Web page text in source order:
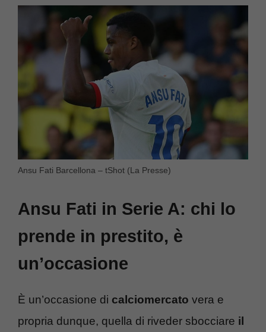
Ansu Fati Barcellona – tShot (La Presse)
Ansu Fati in Serie A: chi lo
prende in prestito, è
un’occasione
È un’occasione di calciomercato vera e
propria dunque, quella di riveder sbocciare il